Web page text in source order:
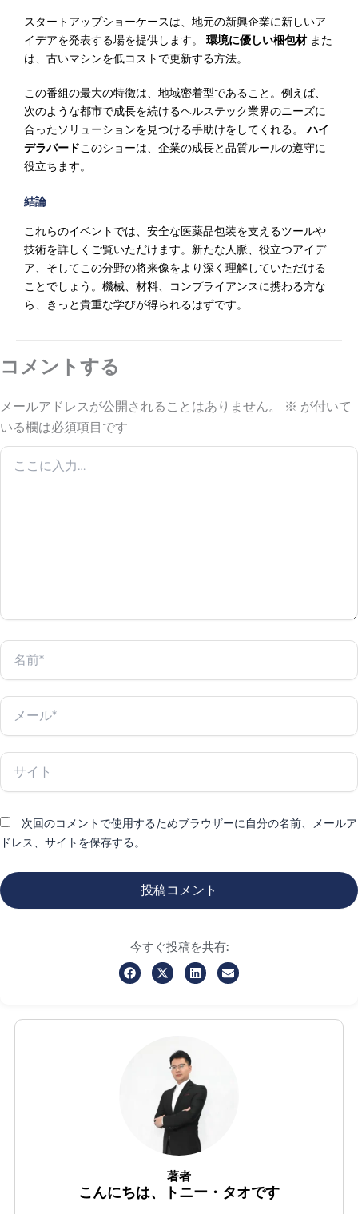
スタートアップショーケースは、地元の新興企業に新しいア
イデアを発表する場を提供します。 環境に優しい梱包材また
は、古いマシンを低コストで更新する方法。
この番組の最大の特徴は、地域密着型であること。例えば、
次のような都市で成長を続けるヘルステック業界のニーズに
合ったソリューションを見つける手助けをしてくれる。ハイ
デラバードこのショーは、企業の成長と品質ルールの遵守に
役立ちます。
結論
これらのイベントでは、安全な医薬品包装を支えるツールや
技術を詳しくご覧いただけます。新たな人脈、役立つアイデ
ア、そしてこの分野の将来像をより深く理解していただける
ことでしょう。機械、材料、コンプライアンスに携わる方な
ら、きっと貴重な学びが得られるはずです。
コメントする
メールアドレスが公開されることはありません。 ※ が付いて
いる欄は必須項目です
こ
名
*
メ
ル
*
サ
ト
次回のコメントで使用するためブラウザーに自分の名前、メールア
ドレス、サイトを保存する。
今すぐ投稿を共有:
著者
こんにちは、トニー・タオです